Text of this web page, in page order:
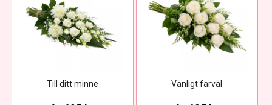
Till ditt minne Vänligt farväl